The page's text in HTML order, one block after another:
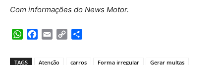
Com informações do News Motor.
WhatsApp
Facebook
Email Copy
TAGS Atenção carros Forma irregular Gerar multas